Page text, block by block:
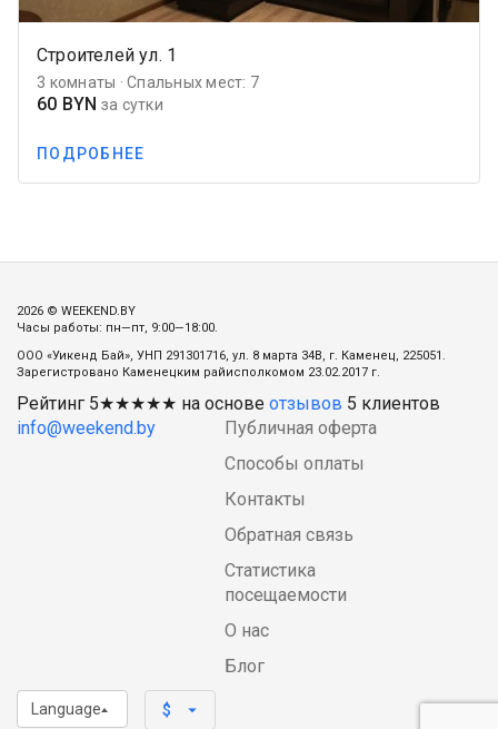
Строителей ул. 1
3 комнаты · Спальных мест: 7
60 BYN за сутки
ПОДРОБНЕЕ
2026 © WEEKEND.BY
Часы работы: пн—пт, 9:00—18:00.
ООО «Уикенд Бай», УНП 291301716, ул. 8 марта 34В, г. Каменец, 225051.
Зарегистровано Каменецким райисполкомом 23.02.2017 г.
Рейтинг 5★★★★★ на основе отзывов 5 клиентов
info@weekend.by
Публичная оферта
Способы оплаты
Контакты
Обратная связь
Статистика
посещаемости
О нас
Блог
Language $ arrow_drop_down